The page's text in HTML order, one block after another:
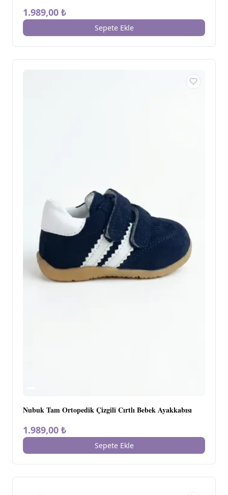
1.989,00 ₺
Sepete Ekle
Nubuk Tam Ortopedik Çizgili Cırtlı Bebek Ayakkabısı
1.989,00 ₺
Sepete Ekle